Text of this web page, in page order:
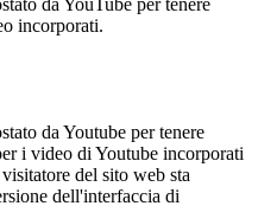
da YouTube per tenere
incorporati.
da Youtube per tenere
i video di Youtube incorporati
del sito web sta
dell'interfaccia di